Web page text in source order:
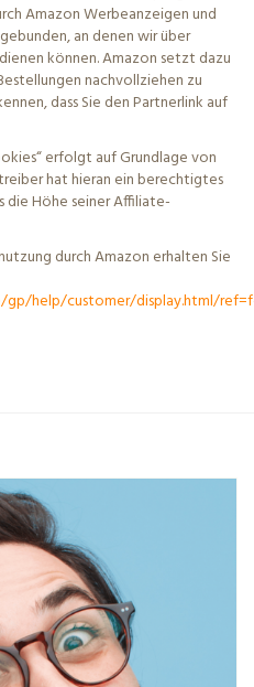
Amazon Werbeanzeigen und
an denen wir über
können. Amazon setzt dazu
nachvollziehen zu
dass Sie den Partnerlink auf
erfolgt auf Grundlage von
hat hieran ein berechtigtes
die Höhe seiner Affiliate-
durch Amazon erhalten Sie
help/customer/display.html/